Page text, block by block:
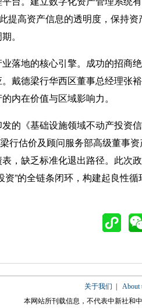
提高资产信息的透明度，保持
。
地的核心引擎。成功的招商
戴德梁行华西区董事总经理张
内在价值与区域影响力。
《基础设施领域不动产投资
行估价及顾问服务部高级董事
，缺乏标准化退出路径。此次
的全链条闭环，构建起良性循
关于我们 About
本网站所刊载信息，不代表中新社和